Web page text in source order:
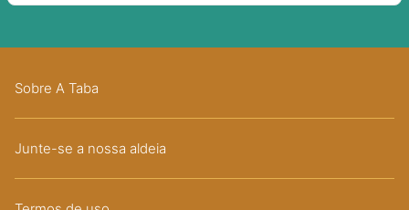
Sobre A Taba
Junte-se a nossa aldeia